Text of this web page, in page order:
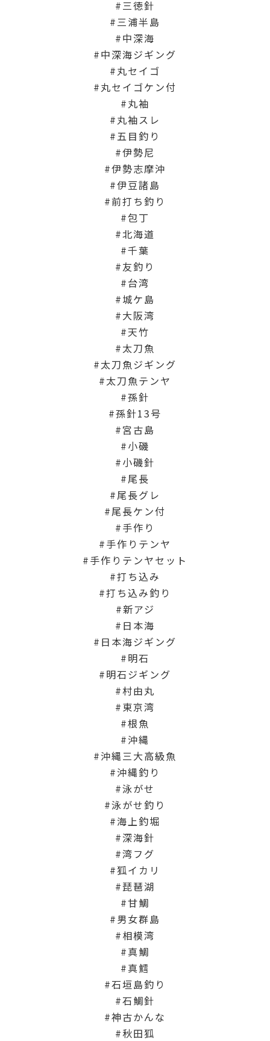
三徳針
三浦半島
中深海
中深海ジギング
丸セイゴ
丸セイゴケン付
丸袖
丸袖スレ
五目釣り
伊勢尼
伊勢志摩沖
伊豆諸島
前打ち釣り
包丁
北海道
千葉
友釣り
台湾
城ケ島
大阪湾
天竹
太刀魚
太刀魚ジギング
太刀魚テンヤ
孫針
孫針13号
宮古島
小磯
小磯針
尾長
尾長グレ
尾長ケン付
手作り
手作りテンヤ
手作りテンヤセット
打ち込み
打ち込み釣り
新アジ
日本海
日本海ジギング
明石
明石ジギング
村由丸
東京湾
根魚
沖縄
沖縄三大高級魚
沖縄釣り
泳がせ
泳がせ釣り
海上釣堀
深海針
湾フグ
狐イカリ
琵琶湖
甘鯛
男女群島
相模湾
真鯛
真鱈
石垣島釣り
石鯛針
神古かんな
秋田狐